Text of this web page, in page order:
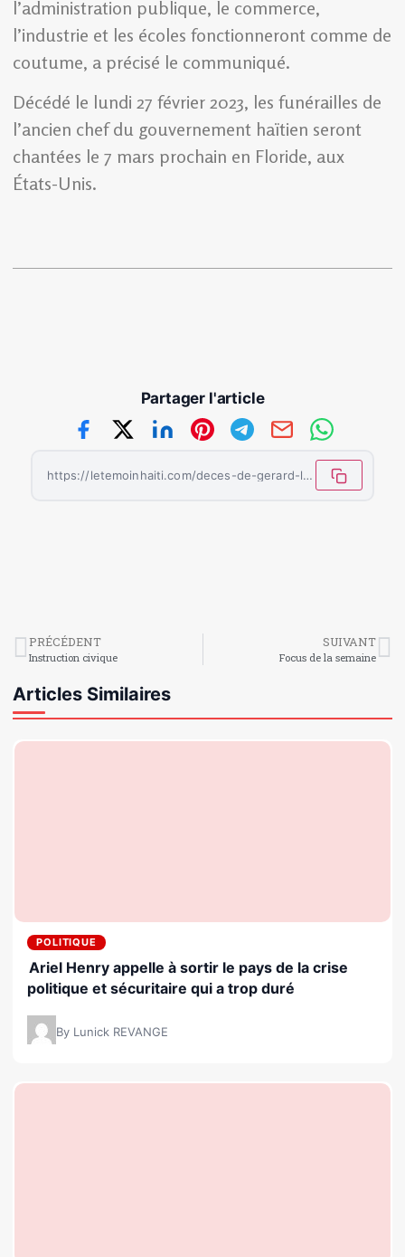
l’administration publique, le commerce,
l’industrie et les écoles fonctionneront comme de
coutume, a précisé le communiqué.
Décédé le lundi 27 février 2023, les funérailles de
l’ancien chef du gouvernement haïtien seront
chantées le 7 mars prochain en Floride, aux
États-Unis.
Partager l'article
https://letemoinhaiti.com/deces-de-gerard-latortue-haiti-decrete-trois-jours-de-deuil-national/
PRÉCÉDENT
Instruction civique
SUIVANT
Focus de la semaine
Articles Similaires
POLITIQUE
Ariel Henry appelle à sortir le pays de la crise
politique et sécuritaire qui a trop duré
By Lunick REVANGE